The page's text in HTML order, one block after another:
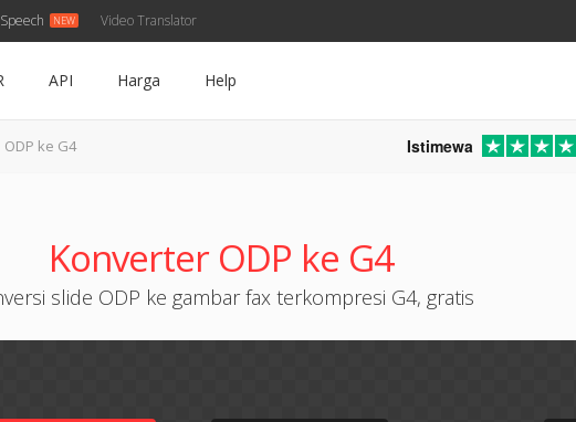
Video Translator
API Harga Help
ODP ke G4 Istimewa
Konverter ODP ke G4
slide ODP ke gambar fax terkompresi G4, gratis